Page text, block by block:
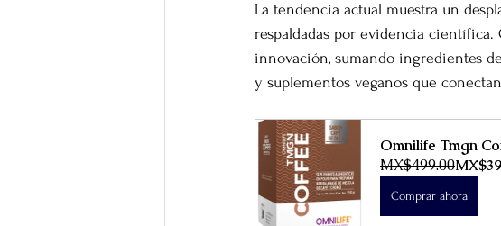
La tendencia actual muestra un
respaldadas por evidencia
innovación, sumando ingredientes
y suplementos veganos que
Omnilife Tmgn
MX$499.00
Comprar ahora